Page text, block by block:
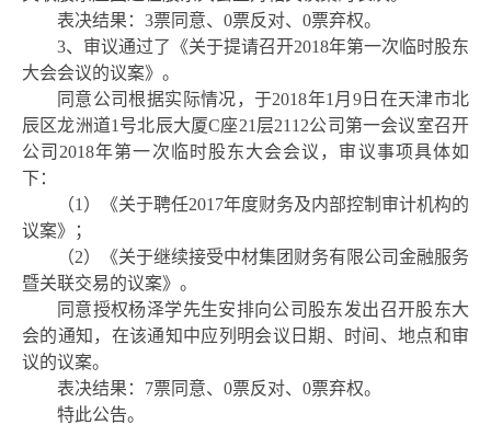
表决结果： 3票同意、0票反对、0票弃权。
3、审议通过了《关于提请召开2018年第一次临时股东
大会会议的议案》。
同意公司根据实际情况，于2018年1月9日在天津市北
辰区龙洲道1号北辰大厦C座21层2112公司第一会议室召开
公司2018年第一次临时股东大会会议，审议事项具体如
下：
（1）《关于聘任2017年度财务及内部控制审计机构的
议案》；
（2）《关于继续接受中材集团财务有限公司金融服务
暨关联交易的议案》。
同意授权杨泽学先生安排向公司股东发出召开股东大
会的通知，在该通知中应列明会议日期、时间、地点和审
议的议案。
表决结果： 7票同意、0票反对、0票弃权。
特此公告。